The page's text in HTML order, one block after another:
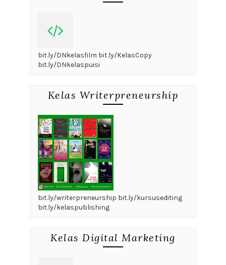
bit.ly/DNkelasfilm bit.ly/KelasCopy
bit.ly/DNkelaspuisi
Kelas Writerpreneurship
bit.ly/writerpreneurship bit.ly/kursusediting
bit.ly/kelaspublishing
Kelas Digital Marketing